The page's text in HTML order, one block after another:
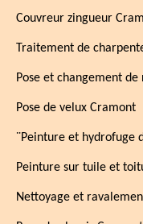
Couvreur zingueur
Traitement de
Pose et changement
Pose de velux Cramont
¨Peinture et hydrofuge
Peinture sur tuile et
Nettoyage et